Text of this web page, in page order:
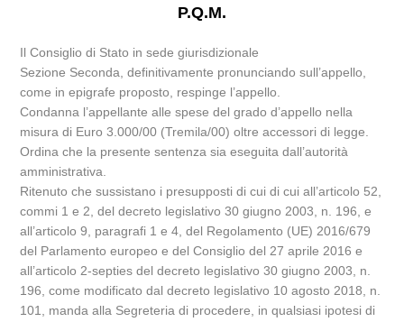
P.Q.M.
Il Consiglio di Stato in sede giurisdizionale
Sezione Seconda, definitivamente pronunciando sull’appello,
come in epigrafe proposto, respinge l’appello.
Condanna l’appellante alle spese del grado d’appello nella
misura di Euro 3.000/00 (Tremila/00) oltre accessori di legge.
Ordina che la presente sentenza sia eseguita dall’autorità
amministrativa.
Ritenuto che sussistano i presupposti di cui di cui all’articolo 52,
commi 1 e 2, del decreto legislativo 30 giugno 2003, n. 196, e
all’articolo 9, paragrafi 1 e 4, del Regolamento (UE) 2016/679
del Parlamento europeo e del Consiglio del 27 aprile 2016 e
all’articolo 2-septies del decreto legislativo 30 giugno 2003, n.
196, come modificato dal decreto legislativo 10 agosto 2018, n.
101, manda alla Segreteria di procedere, in qualsiasi ipotesi di